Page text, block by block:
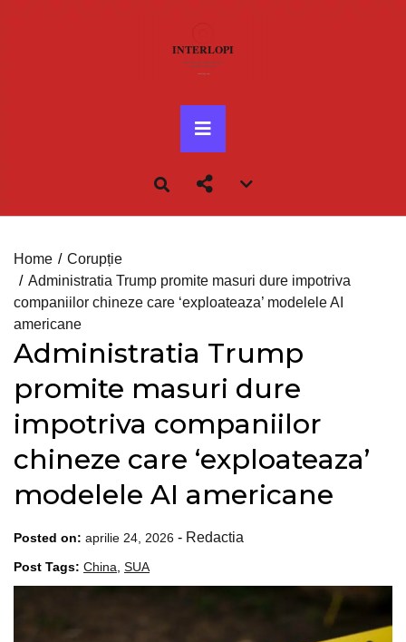
Primary
Menu
menu
Home
Corupție
Administratia Trump promite masuri dure impotriva
companiilor chineze care ‘exploateaza’ modelele AI
americane
Administratia Trump
promite masuri dure
impotriva companiilor
chineze care ‘exploateaza’
modelele AI americane
Posted on: aprilie 24, 2026 - Redactia
Post Tags: China, SUA